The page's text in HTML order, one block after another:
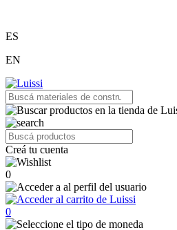
ES
EN
Creá tu cuenta
0
0